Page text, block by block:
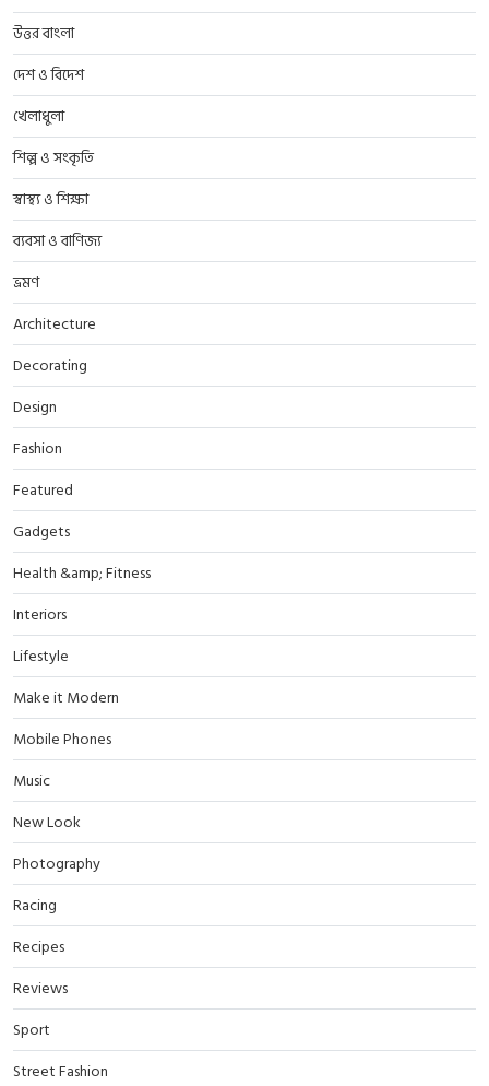
উত্তর বাংলা
দেশ ও বিদেশ
খেলাধুলা
শিল্প ও সংকৃতি
স্বাস্থ্য ও শিক্ষা
ব্যবসা ও বাণিজ্য
ভ্রমণ
Architecture
Decorating
Design
Fashion
Featured
Gadgets
Health &amp; Fitness
Interiors
Lifestyle
Make it Modern
Mobile Phones
Music
New Look
Photography
Racing
Recipes
Reviews
Sport
Street Fashion